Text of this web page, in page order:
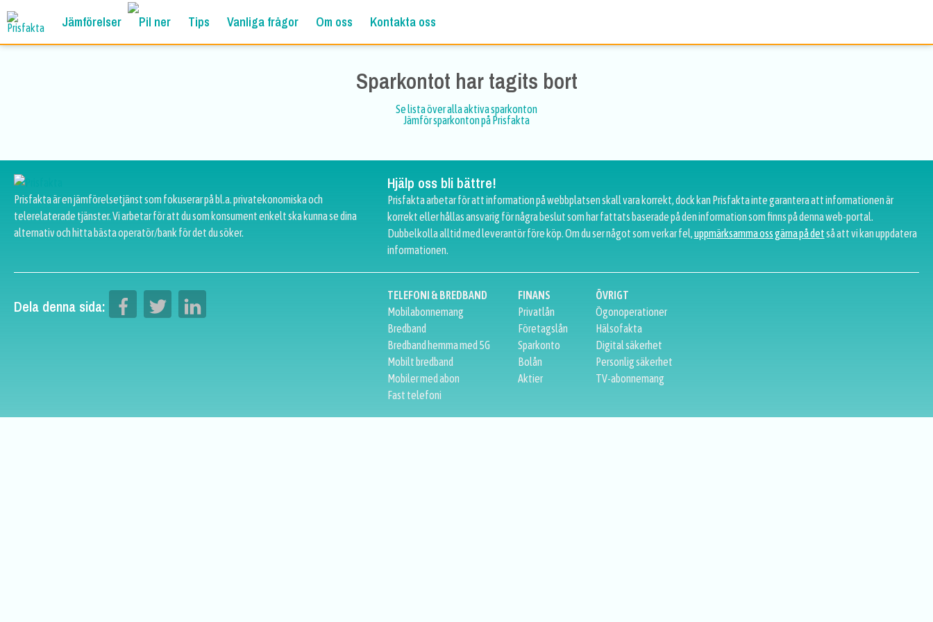
Jämförelser Tips Vanliga frågor Om oss Kontakta oss
Sparkontot har tagits bort
Se lista över alla aktiva sparkonton
Jämför sparkonton på Prisfakta
Prisfakta är en jämförelsetjänst som fokuserar på bl.a. privatekonomiska och
telerelaterade tjänster. Vi arbetar för att du som konsument enkelt ska kunna se dina
alternativ och hitta bästa operatör/bank för det du söker.
Hjälp oss bli bättre!
Prisfakta arbetar för att information på webbplatsen skall vara korrekt, dock kan Prisfakta inte garantera att informationen är
korrekt eller hållas ansvarig för några beslut som har fattats baserade på den information som finns på denna web-portal.
Dubbelkolla alltid med leverantör före köp. Om du ser något som verkar fel,uppmärksamma oss gärna på detså att vi kan uppdatera
informationen.
Dela denna sida:
TELEFONI & BREDBAND
Mobilabonnemang
Bredband
Bredband hemma med 5G
Mobilt bredband
Mobiler med abon
Fast telefoni
FINANS
Privatlån
Företagslån
Sparkonto
Bolån
Aktier
ÖVRIGT
Ögonoperationer
Hälsofakta
Digital säkerhet
Personlig säkerhet
TV-abonnemang